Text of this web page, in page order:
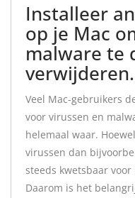
Installeer
op je Mac
malware te
verwijderen.
Veel Mac-gebruikers
voor virussen en
helemaal waar.
virussen dan
steeds kwetsbaar
Daarom is het